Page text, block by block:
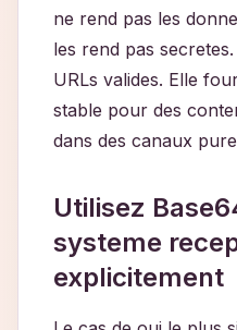
ne rend pas les
les rend pas
URLs valides. Elle
stable pour des
dans des canaux
Utilisez
systeme
explicitement